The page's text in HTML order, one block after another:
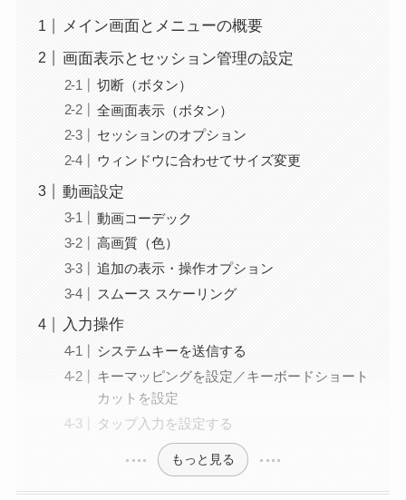
メイン画面とメニューの概要
画面表示とセッション管理の設定
切断（ボタン）
全画面表示（ボタン）
セッションのオプション
ウィンドウに合わせてサイズ変更
動画設定
動画コーデック
高画質（色）
追加の表示・操作オプション
スムース スケーリング
入力操作
システムキーを送信する
キーマッピングを設定／キーボードショート
カットを設定
タップ入力を設定する
もっと見る